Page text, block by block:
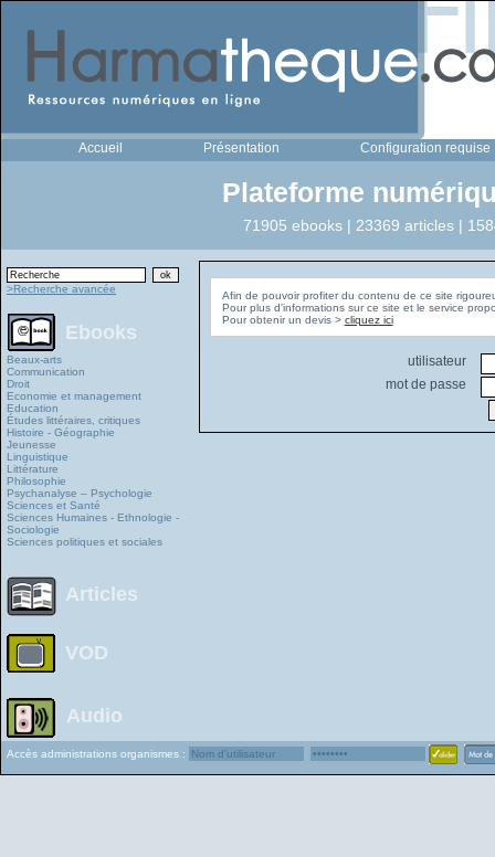
Accueil Présentation Configuration requise
Plateforme
71905 ebooks | 23369 articles |
>Recherche avancée
Ebooks
Beaux-arts
Communication
Droit
Economie et management
Education
Études littéraires, critiques
Histoire - Géographie
Jeunesse
Linguistique
Littérature
Philosophie
Psychanalyse – Psychologie
Sciences et Santé
Sciences Humaines - Ethnologie -
Sociologie
Sciences politiques et sociales
Articles
VOD
Audio
Afin de pouvoir profiter du contenu de ce site
Pour plus d'informations sur ce site et le service
Pour obtenir un devis > cliquez ici
utilisateur
mot de passe
Accès administrations organismes :